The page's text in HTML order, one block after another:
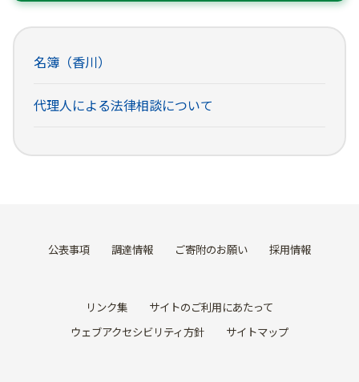
名簿（香川）
代理人による法律相談について
公表事項 調達情報 ご寄附のお願い 採用情報
リンク集
サイトのご利用にあたって
ウェブアクセシビリティ方針
サイトマップ